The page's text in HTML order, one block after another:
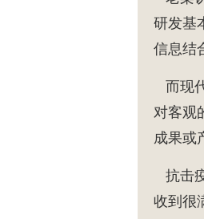
研发基
信息结
而现
对客观
成果或
抗击
收到很